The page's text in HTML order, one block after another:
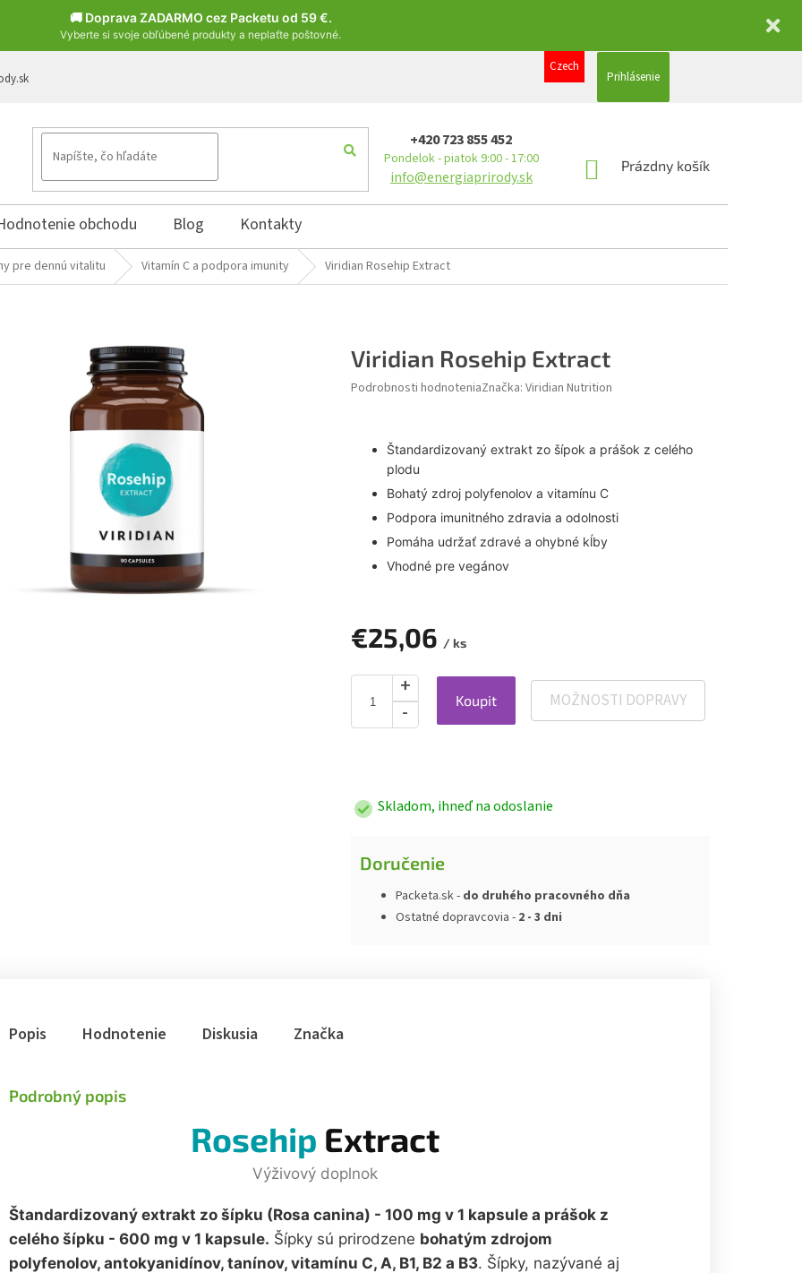
🚚 Doprava ZADARMO cez Packetu od 59 €.
Vyberte si svoje obľúbené produkty a neplaťte poštovné.
Czech
Prihlásenie
+420 723 855 452
Pondelok - piatok 9:00 - 17:00
info@energiaprirody.sk
NÁKUPNÝ
Prázdny košík
obchodu Blog Kontakty
pre dennú vitalitu Vitamín C a podpora imunity Viridian Rosehip Extract
Viridian Rosehip Extract
Podrobnosti hodnoteniaZnačka: Viridian Nutrition
Štandardizovaný extrakt zo šípok a prášok z celého
plodu
Bohatý zdroj polyfenolov a vitamínu C
Podpora imunitného zdravia a odolnosti
Pomáha udržať zdravé a ohybné kĺby
Vhodné pre vegánov
€25,06 / ks
Koupit MOŽNOSTI DOPRAVY
Skladom, ihneď na odoslanie
Doručenie
Packeta.sk - do druhého pracovného dňa
Ostatné dopravcovia - 2 - 3 dni
Popis Hodnotenie Diskusia Značka
Podrobný popis
Rosehip Extract
Výživový doplnok
Štandardizovaný extrakt zo šípku (Rosa canina) - 100 mg v 1 kapsule a prášok z
celého šípku - 600 mg v 1 kapsule. Šípky sú prirodzene bohatým zdrojom
polyfenolov, antokyanidínov, tanínov, vitamínu C, A, B1, B2 a B3. Šípky, nazývané aj